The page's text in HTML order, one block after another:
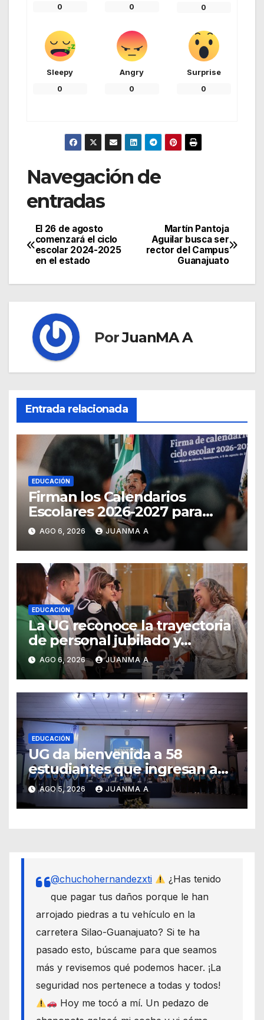
0 0 0
Sleepy
0
Angry
0
Surprise
0
Navegación de
entradas
Martín Pantoja
Aguilar busca ser
rector del Campus
Guanajuato
El 26 de agosto
comenzará el ciclo
escolar 2024-2025
en el estado
PorJuanMA A
Entrada relacionada
EDUCACIÓN
Firman los Calendarios
Escolares 2026-2027 para
Guanajuato
AGO 6, 2026 JUANMA A
EDUCACIÓN
La UG reconoce la trayectoria
de personal jubilado y
agradece su legado
AGO 6, 2026 JUANMA A
EDUCACIÓN
UG da bienvenida a 58
estudiantes que ingresan a
través de los programas de
equidad
AGO 5, 2026 JUANMA A
@chuchohernandezxti
¿Has tenido
que pagar tus daños porque le han
arrojado piedras a tu vehículo en la
carretera Silao-Guanajuato? Si te ha
pasado esto, búscame para que seamos
más y revisemos qué podemos hacer. ¡La
seguridad nos pertenece a todas y todos!
Hoy me tocó a mí. Un pedazo de